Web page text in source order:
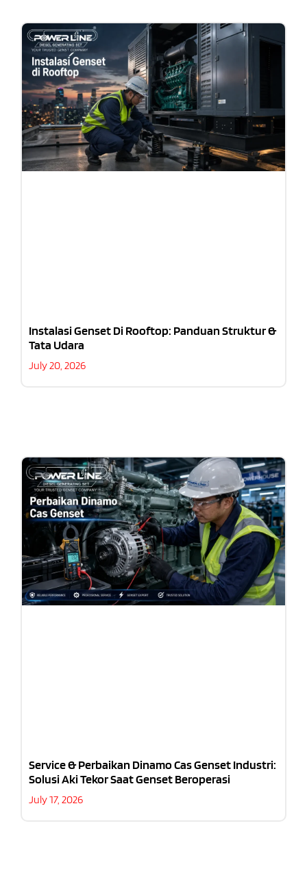
Instalasi Genset Di Rooftop: Panduan Struktur &
Tata Udara
July 20, 2026
Service & Perbaikan Dinamo Cas Genset Industri:
Solusi Aki Tekor Saat Genset Beroperasi
July 17, 2026